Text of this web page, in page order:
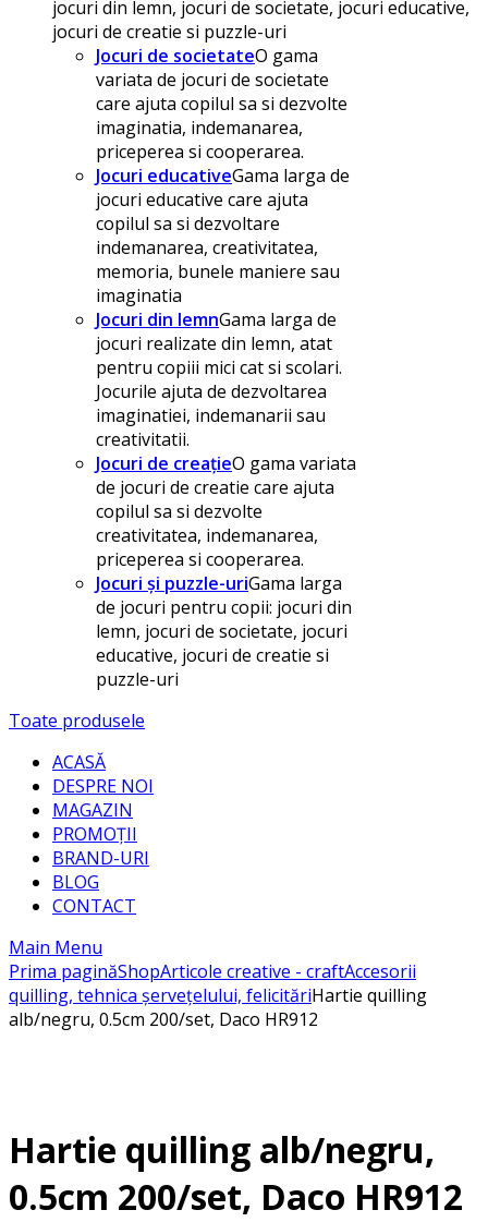
jocuri din lemn, jocuri de societate, jocuri educative,
jocuri de creatie si puzzle-uri
Jocuri de societateO gama
variata de jocuri de societate
care ajuta copilul sa si dezvolte
imaginatia, indemanarea,
priceperea si cooperarea.
Jocuri educativeGama larga de
jocuri educative care ajuta
copilul sa si dezvoltare
indemanarea, creativitatea,
memoria, bunele maniere sau
imaginatia
Jocuri din lemnGama larga de
jocuri realizate din lemn, atat
pentru copiii mici cat si scolari.
Jocurile ajuta de dezvoltarea
imaginatiei, indemanarii sau
creativitatii.
Jocuri de creațieO gama variata
de jocuri de creatie care ajuta
copilul sa si dezvolte
creativitatea, indemanarea,
priceperea si cooperarea.
Jocuri și puzzle-uriGama larga
de jocuri pentru copii: jocuri din
lemn, jocuri de societate, jocuri
educative, jocuri de creatie si
puzzle-uri
Toate produsele
ACASĂ
DESPRE NOI
MAGAZIN
PROMOȚII
BRAND-URI
BLOG
CONTACT
Main Menu
Prima paginăShopArticole creative - craftAccesorii
quilling, tehnica șervețelului, felicităriHartie quilling
alb/negru, 0.5cm 200/set, Daco HR912
Hartie quilling alb/negru,
0.5cm 200/set, Daco HR912